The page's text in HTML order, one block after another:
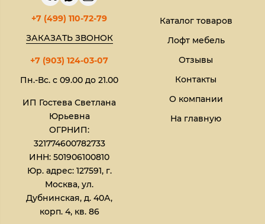
+7 (499) 110-72-79
ЗАКАЗАТЬ ЗВОНОК
+7 (903) 124-03-07
Пн.-Вс. с 09.00 до 21.00
ИП Гостева Светлана
Юрьевна​
ОГРНИП:
321774600782733
ИНН: 501906100810
Юр. адрес: 127591, г.
Москва, ул.
Дубнинская, д. 40А,
корп. 4, кв. 86
Каталог товаров
Лофт мебель
Отзывы
Контакты
О компании
На главную